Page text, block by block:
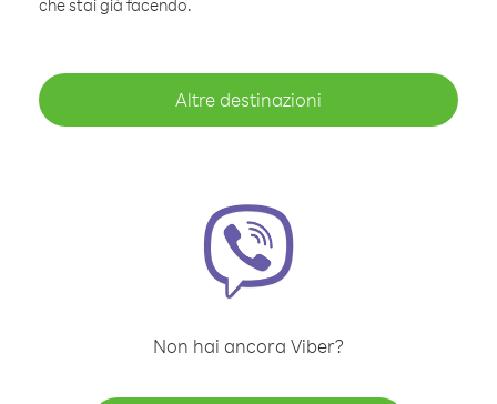
che stai già facendo.
Altre destinazioni
Non hai ancora Viber?